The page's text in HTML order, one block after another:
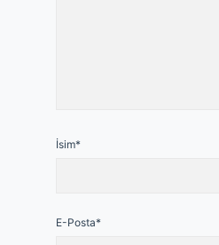
İsim*
E-Posta*